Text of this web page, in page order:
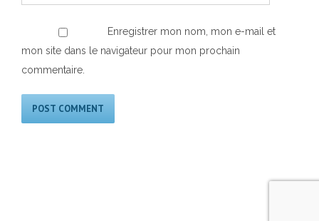
Enregistrer mon nom, mon e-mail et
mon site dans le navigateur pour mon prochain
commentaire.